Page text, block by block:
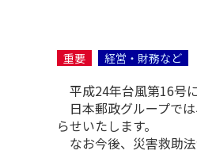
重要 経営・財務など
平成24年台風第16号
日本郵政グループで
らせいたします。
なお今後、災害救助